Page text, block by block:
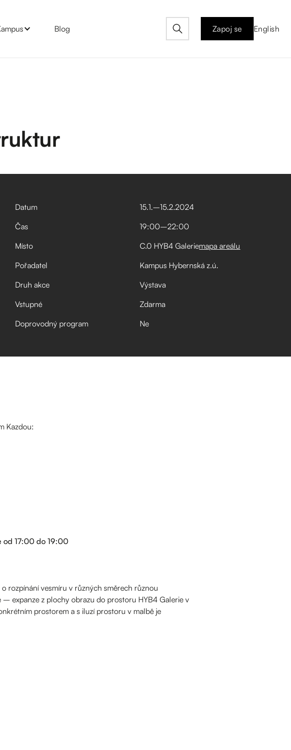
Blog Zapoj se English
Datum 15.1.–⁠15.2.2024
Čas
19:00–⁠22:00
Místo
C.0 HYB4 Galeriemapa areálu
Pořadatel
Kampus Hybernská z.ú.
Druh akce
Výstava
Vstupné
Zdarma
Doprovodný program
Ne
Kazdou:
od 17:00 do 19:00
rozpínání vesmíru v různých směrech různou
expanze z plochy obrazu do prostoru HYB4 Galerie v
prostorem a s iluzí prostoru v malbě je